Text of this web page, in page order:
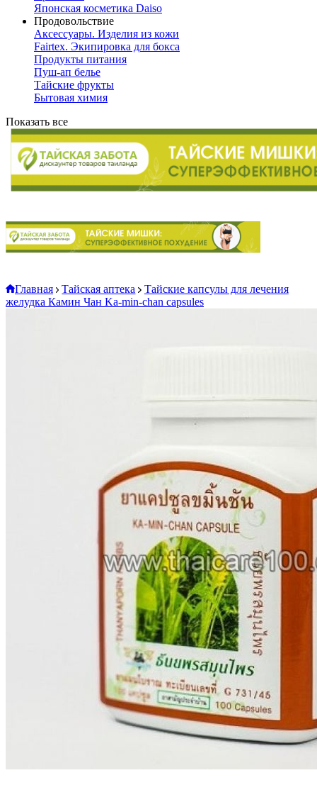
Японская косметика Daiso
Продовольствие
Аксессуары. Изделия из кожи
Fairtex. Экипировка для бокса
Продукты питания
Пуш-ап белье
Тайские фрукты
Бытовая химия
Показать все
Главная Тайская аптека
Тайские капсулы для лечения
желудка Камин Чан Ka-min-chan capsules